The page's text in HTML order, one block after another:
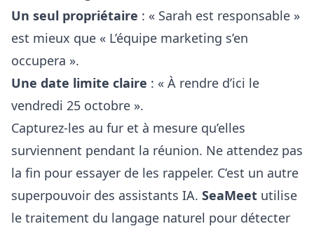
Un seul propriétaire : « Sarah est responsable »
est mieux que « L’équipe marketing s’en
occupera ».
Une date limite claire : « À rendre d’ici le
vendredi 25 octobre ».
Capturez-les au fur et à mesure qu’elles
surviennent pendant la réunion. Ne attendez pas
la fin pour essayer de les rappeler. C’est un autre
superpouvoir des assistants IA. SeaMeet utilise
le traitement du langage naturel pour détecter